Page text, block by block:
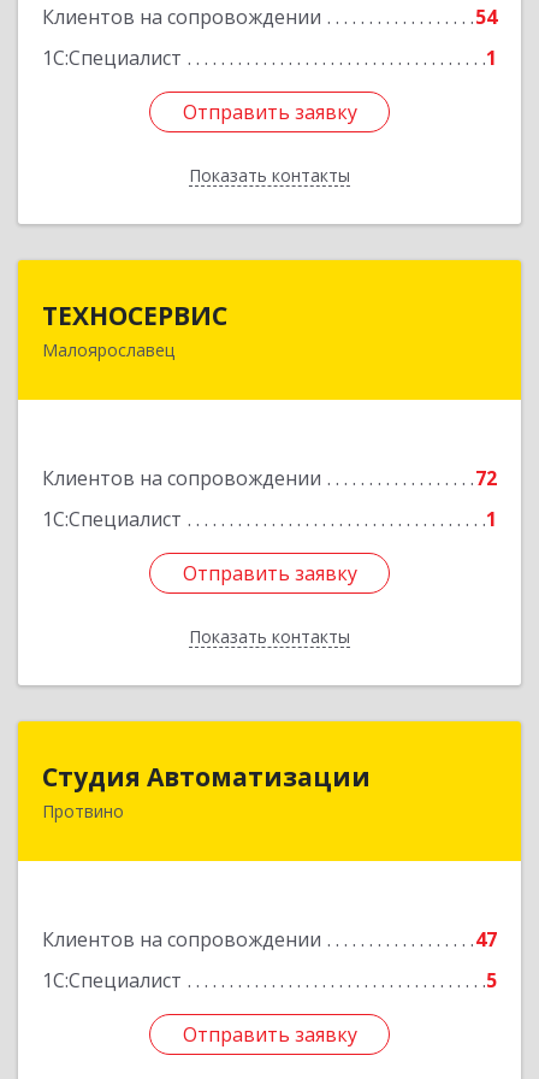
Клиентов на сопровождении
54
1С:Специалист
1
Отправить заявку
Показать контакты
Отправить заявку
Назад
ТЕХНОСЕРВИС
Малоярославец
Клиентов на сопровождении
72
1С:Специалист
1
Отправить заявку
Показать контакты
249094, Калужская обл, Малоярославецкий р-н,
Отправить заявку
Назад
Студия Автоматизации
Протвино
Клиентов на сопровождении
47
1С:Специалист
5
Отправить заявку
142281, Московская обл, Протвино г, Ленина
Отправить заявку